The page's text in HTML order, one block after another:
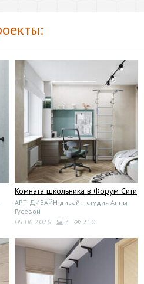
Комната школьника в Форум Сити
АРТ-ДИЗАЙН дизайн-студия Анны
Гусевой
05.06.2026
4 210